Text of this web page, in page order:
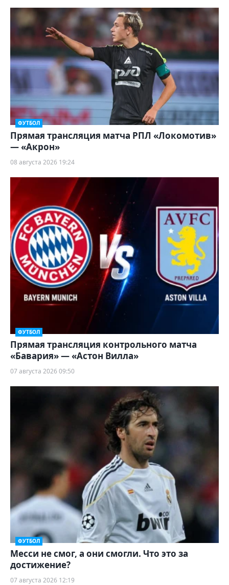
ФУТБОЛ
Прямая трансляция матча РПЛ «Локомотив»
— «Акрон»
08 августа 2026 19:24
ФУТБОЛ
Прямая трансляция контрольного матча
«Бавария» — «Астон Вилла»
07 августа 2026 09:50
ФУТБОЛ
Месси не смог, а они смогли. Что это за
достижение?
07 августа 2026 12:19